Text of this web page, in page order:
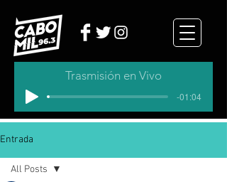
Trasmisión en Vivo
-01:04
Entrada
All Posts